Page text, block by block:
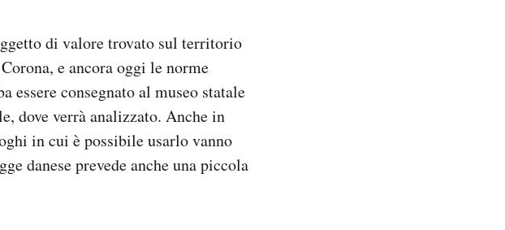
di valore trovato sul territorio
e ancora oggi le norme
essere consegnato al museo statale
dove verrà analizzato. Anche in
in cui è possibile usarlo vanno
danese prevede anche una piccola